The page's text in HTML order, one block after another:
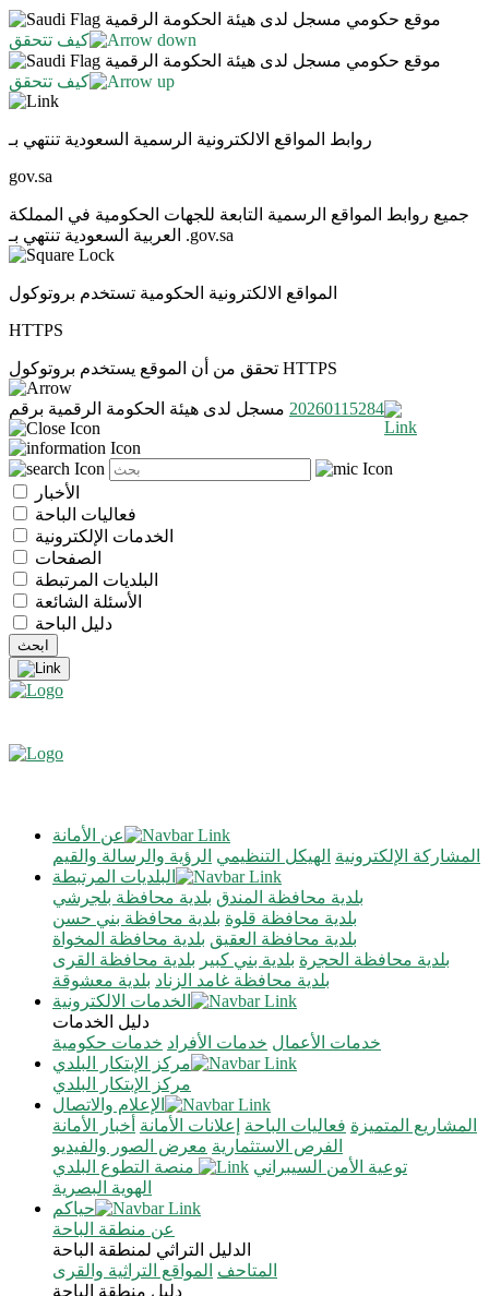
موقع حكومي مسجل لدى هيئة الحكومة الرقمية
كيف تتحقق
موقع حكومي مسجل لدى هيئة الحكومة الرقمية
كيف تتحقق
روابط المواقع الالكترونية الرسمية السعودية تنتهي بـ
gov.sa
جميع روابط المواقع الرسمية التابعة للجهات الحكومية في المملكة
العربية السعودية تنتهي بـ .gov.sa
المواقع الالكترونية الحكومية تستخدم بروتوكول
HTTPS
تحقق من أن الموقع يستخدم بروتوكول HTTPS
مسجل لدى هيئة الحكومة الرقمية برقم 20260115284
الأخبار
فعاليات الباحة
الخدمات الإلكترونية
الصفحات
البلديات المرتبطة
الأسئلة الشائعة
دليل الباحة
عن الأمانة
الرؤية والرسالة والقيم الهيكل التنظيمي المشاركة الإلكترونية
البلديات المرتبطة
بلدية محافظة بلجرشي بلدية محافظة المندق
بلدية محافظة بني حسن بلدية محافظة قلوة
بلدية محافظة المخواة بلدية محافظة العقيق
بلدية محافظة القرى بلدية بني كبير بلدية محافظة الحجرة
بلدية معشوقة بلدية محافظة غامد الزناد
الخدمات الالكترونية
دليل الخدمات
خدمات حكومية خدمات الأفراد خدمات الأعمال
مركز الإبتكار البلدي
مركز الإبتكار البلدي
الإعلام والاتصال
أخبار الأمانة إعلانات الأمانة فعاليات الباحة المشاريع المتميزة
معرض الصور والفيديو الفرص الاستثمارية
منصة التطوع البلدي
توعية الأمن السيبراني
الهوية البصرية
حياكم
عن منطقة الباحة
الدليل التراثي لمنطقة الباحة
المواقع التراثية والقرى المتاحف
دليل منطقة الباحة